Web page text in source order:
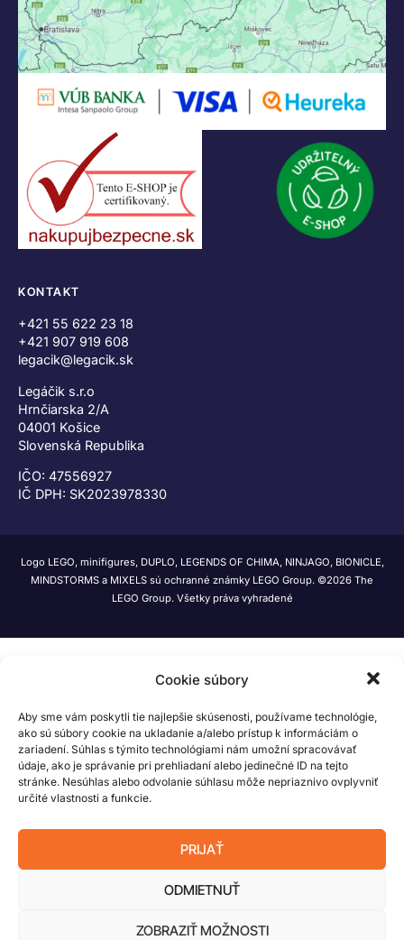
Cookie súbory
Aby sme vám poskytli tie najlepšie skúsenosti, používame technológie,
ako sú súbory cookie na ukladanie a/alebo prístup k informáciám o
zariadení. Súhlas s týmito technológiami nám umožní spracovávať
údaje, ako je správanie pri prehliadaní alebo jedinečné ID na tejto
stránke. Nesúhlas alebo odvolanie súhlasu môže nepriaznivo ovplyvniť
určité vlastnosti a funkcie.
PRIJAŤ
ODMIETNUŤ
ZOBRAZIŤ MOŽNOSTI
KONTAKT
+421 55 622 23 18
+421 907 919 608
legacik@legacik.sk
Legáčik s.r.o
Hrnčiarska 2/A
04001 Košice
Slovenská Republika
IČO: 47556927
IČ DPH: SK2023978330
Logo LEGO, minifigures, DUPLO, LEGENDS OF CHIMA, NINJAGO, BIONICLE,
MINDSTORMS a MIXELS sú ochranné známky LEGO Group. ©2026 The
LEGO Group. Všetky práva vyhradené